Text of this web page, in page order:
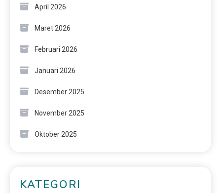
April 2026
Maret 2026
Februari 2026
Januari 2026
Desember 2025
November 2025
Oktober 2025
KATEGORI